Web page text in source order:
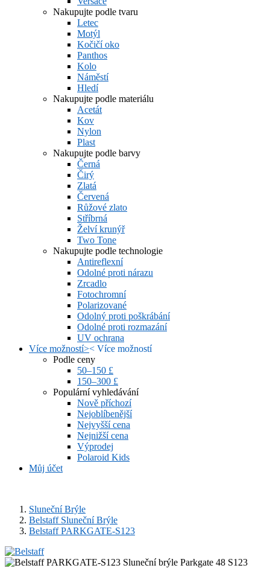
Nakupujte podle tvaru
Letec
Motýl
Kočičí oko
Panthos
Kolo
Náměstí
Hledí
Nakupujte podle materiálu
Acetát
Kov
Nylon
Plast
Nakupujte podle barvy
Černá
Čirý
Zlatá
Červená
Růžové zlato
Stříbrná
Želví krunýř
Two Tone
Nakupujte podle technologie
Antireflexní
Odolné proti nárazu
Zrcadlo
Fotochromní
Polarizované
Odolný proti poškrábání
Odolné proti rozmazání
UV ochrana
Více možností>< Více možností
Podle ceny
50–150 £
150–300 £
Populární vyhledávání
Nově příchozí
Nejoblíbenější
Nejvyšší cena
Nejnižší cena
Výprodej
Polaroid Kids
Můj účet
Sluneční Brýle
Belstaff Sluneční Brýle
Belstaff PARKGATE-S123